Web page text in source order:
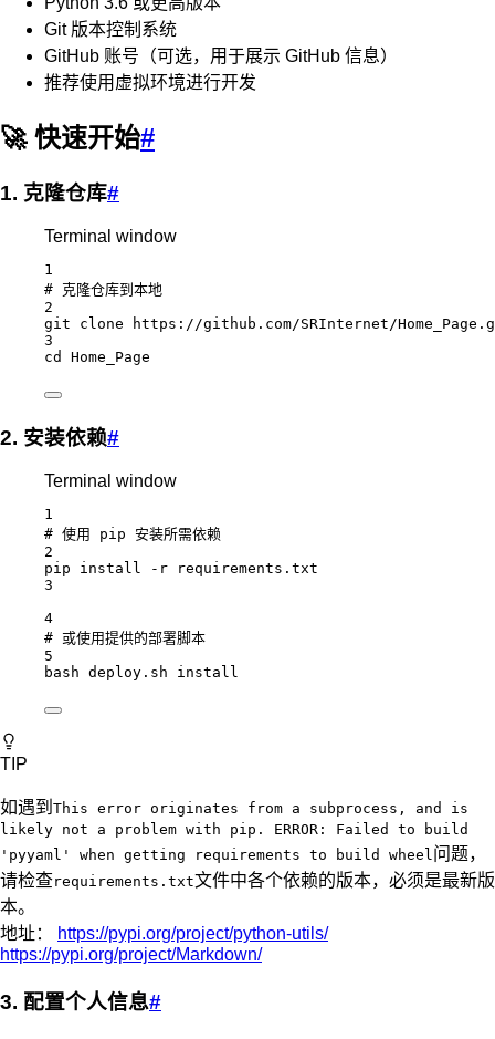
Git 版本控制系统
GitHub 账号（可选，用于展示 GitHub 信息）
推荐使用虚拟环境进行开发
🚀 快速开始#
1. 克隆仓库#
Terminal window
1
# 克隆仓库到本地
2
git
clone
https://github.com/SRInternet/
3
cd
Home_Page
2. 安装依赖#
Terminal window
1
# 使用 pip 安装所需依赖
2
pip
install -r
requirements.txt
3
4
# 或使用提供的部署脚本
5
bash deploy.sh install
TIP
如遇到 This error originates from a subprocess, and is
likely not a problem with pip. ERROR: Failed to build
'pyyaml' when getting requirements to build wheel 问题，
请检查requirements.txt文件中各个依赖的版本，必须是最新版
本。
地址：
https://pypi.org/project/python-utils/
https://pypi.org/project/Markdown/
3. 配置个人信息#